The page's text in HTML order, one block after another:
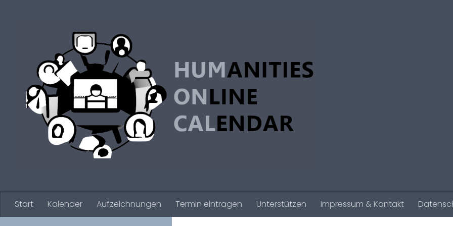
Start Kalender Aufzeichnungen Termin eintragen Unterstützen Impressum & Kontakt